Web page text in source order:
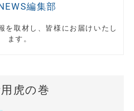
編集部
を取材し、皆様にお届けいたし
ます。
虎の巻